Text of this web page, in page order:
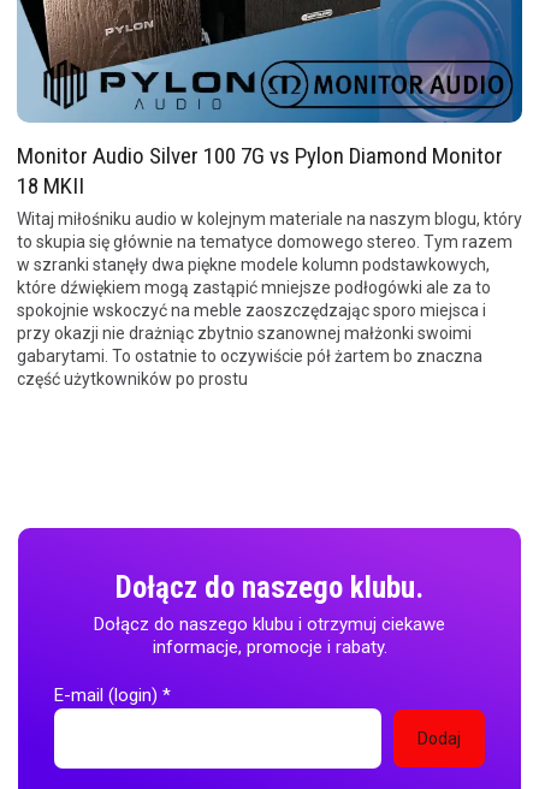
Monitor Audio Silver 100 7G vs Pylon Diamond Monitor
18 MKII
Witaj miłośniku audio w kolejnym materiale na naszym blogu, który
to skupia się głównie na tematyce domowego stereo. Tym razem
w szranki stanęły dwa piękne modele kolumn podstawkowych,
które dźwiękiem mogą zastąpić mniejsze podłogówki ale za to
spokojnie wskoczyć na meble zaoszczędzając sporo miejsca i
przy okazji nie drażniąc zbytnio szanownej małżonki swoimi
gabarytami. To ostatnie to oczywiście pół żartem bo znaczna
część użytkowników po prostu
Dołącz do naszego klubu.
Dołącz do naszego klubu i otrzymuj ciekawe
informacje, promocje i rabaty.
E-mail (login) *